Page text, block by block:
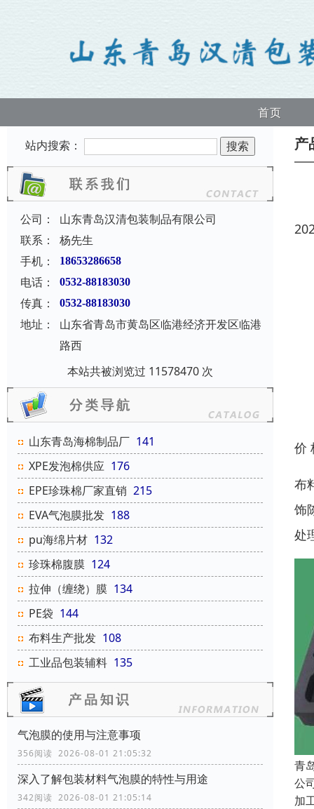
首页
站内搜索：
公司：
山东青岛汉清包装制品有限公司
联系：
杨先生
手机：
18653286658
电话： 0532-88183030
传真： 0532-88183030
地址：
山东省青岛市黄岛区临港经济开发区临港
路西
本站共被浏览过 11578470 次
山东青岛海棉制品厂 141
XPE发泡棉供应 176
EPE珍珠棉厂家直销 215
EVA气泡膜批发 188
pu海绵片材 132
珍珠棉腹膜 124
拉伸（缠绕）膜 134
PE袋 144
布料生产批发 108
工业品包装辅料 135
气泡膜的使用与注意事项
356阅读 2026-08-01 21:05:32
深入了解包装材料气泡膜的特性与用途
342阅读 2026-08-01 21:05:14
产
价
布
饰
处
青
公
加